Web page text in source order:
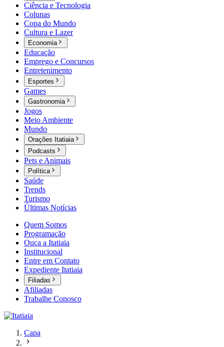
Ciência e Tecnologia
Colunas
Copa do Mundo
Cultura e Lazer
Economia
Educação
Emprego e Concursos
Entretenimento
Esportes
Games
Gastronomia
Jogos
Meio Ambiente
Mundo
Orações Itatiaia
Podcasts
Pets e Animais
Política
Saúde
Trends
Turismo
Últimas Notícias
Quem Somos
Programação
Ouça a Itatiaia
Institucional
Entre em Contato
Expediente Itatiaia
Filiadas
Afiliadas
Trabalhe Conosco
Capa